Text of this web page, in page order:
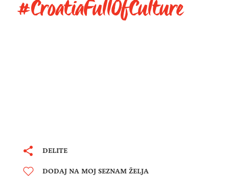
#CroatiaFullOfCulture
DELITE
DODAJ NA MOJ SEZNAM ŽELJA